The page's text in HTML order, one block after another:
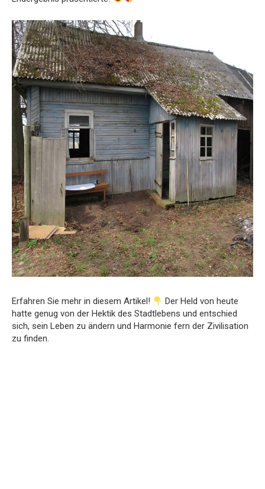
Erfahren Sie mehr in diesem Artikel!
Der Held von heute
hatte genug von der Hektik des Stadtlebens und entschied
sich, sein Leben zu ändern und Harmonie fern der Zivilisation
zu finden.